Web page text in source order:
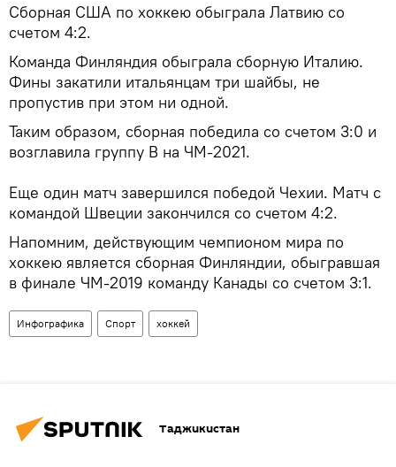
Сборная США по хоккею обыграла Латвию со
счетом 4:2.
Команда Финляндия обыграла сборную Италию.
Фины закатили итальянцам три шайбы, не
пропустив при этом ни одной.
Таким образом, сборная победила со счетом 3:0 и
возглавила группу В на ЧМ-2021.
Еще один матч завершился победой Чехии. Матч с
командой Швеции закончился со счетом 4:2.
Напомним, действующим чемпионом мира по
хоккею является сборная Финляндии, обыгравшая
в финале ЧМ-2019 команду Канады со счетом 3:1.
Инфографика Спорт хоккей
Таджикистан